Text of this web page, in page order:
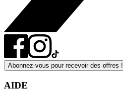
Abonnez-vous pour recevoir des offres !
AIDE